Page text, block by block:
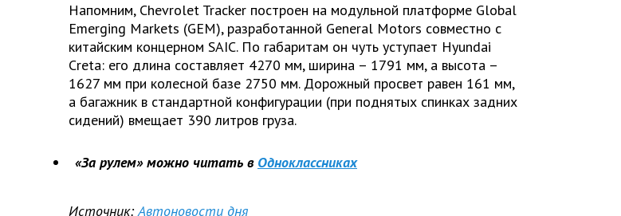
Напомним, Chevrolet Tracker построен на модульной платформе Global
Emerging Markets (GEM), разработанной General Motors совместно с
китайским концерном SAIC. По габаритам он чуть уступает Hyundai
Creta: его длина составляет 4270 мм, ширина – 1791 мм, а высота –
1627 мм при колесной базе 2750 мм. Дорожный просвет равен 161 мм,
а багажник в стандартной конфигурации (при поднятых спинках задних
сидений) вмещает 390 литров груза.
«За рулем» можно читать в Одноклассниках
Источник: Автоновости дня